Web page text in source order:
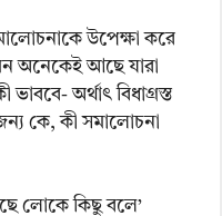
উপেক্ষা করে
অনেকেই আছে যারা
অর্থাৎ বিধাগ্রস্ত
কে, কী সমালোচনা
লোকে কিছু বলে’